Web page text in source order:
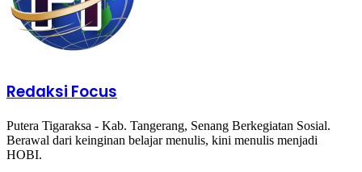
Redaksi Focus
Putera Tigaraksa - Kab. Tangerang, Senang Berkegiatan Sosial.
Berawal dari keinginan belajar menulis, kini menulis menjadi
HOBI.